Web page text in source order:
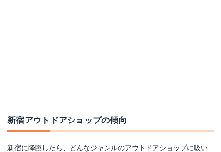
新宿アウトドアショップの傾向
新宿に降臨したら、どんなジャンルのアウトドアショップに吸い